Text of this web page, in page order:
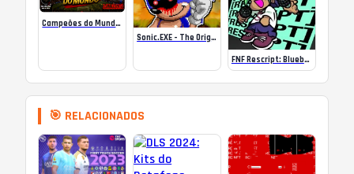
Campeões do Mundo (ISS) Online
Sonic.EXE – The Original Game Online
FNF Rescript: Blueballed
🎯 RELACIONADOS